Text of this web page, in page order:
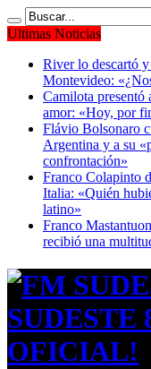
Ultimas Noticias
River lo descartó
Montevideo:
Camilota presentó
amor: «Hoy, por
Flávio Bolsonaro
Argentina y a su
confrontación»
Franco Colapinto
Italia: «Quién
latino»
Franco
recibió una
SUDESTE
OFICIAL!